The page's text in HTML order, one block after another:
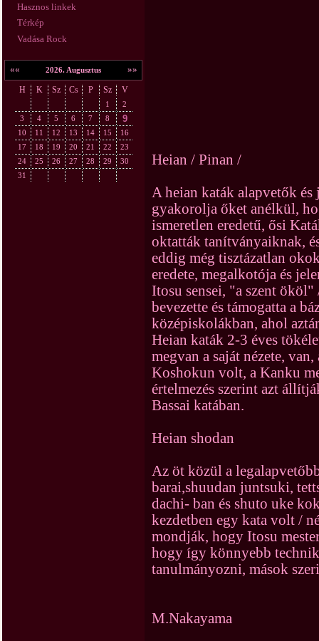
Hasznos linkek
Térkép
Vadása Rock
«« 2026. Augusztus »»
H K Sz Cs P Sz V
1
2
3
4 5 6 7 8 9
10 11 12 13 14 15
16
17
18 19 20 21 22
23
24
25 26 27 28 29
30
31
Heian / Pinan /
A heian katák alapvetők
gyakorolja őket anélkül,
ismeretlen eredetű, ősi
oktatták tanítványaiknak,
eddig még tisztázatlan
eredete, megalkotója és
Itosu sensei, "a szent
bevezette és támogatta a
középiskolákban, ahol
Heian katák 2-3 éves
megvan a saját nézete,
Koshokun volt, a Kanku
értelmezés szerint azt
Bassai katában.
Heian shodan
Az öt közül a
barai,shuudan juntsuki,
dachi- ban és shuto uke
kezdetben egy kata volt /
mondják, hogy Itosu
hogy így könnyebb
tanulmányozni, mások
M.Nakayama